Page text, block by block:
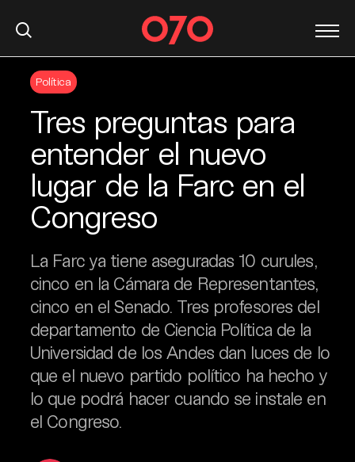
Política
Tres preguntas para
entender el nuevo
lugar de la Farc en el
Congreso
La Farc ya tiene aseguradas 10 curules,
cinco en la Cámara de Representantes,
cinco en el Senado. Tres profesores del
departamento de Ciencia Política de la
Universidad de los Andes dan luces de lo
que el nuevo partido político ha hecho y
lo que podrá hacer cuando se instale en
el Congreso.